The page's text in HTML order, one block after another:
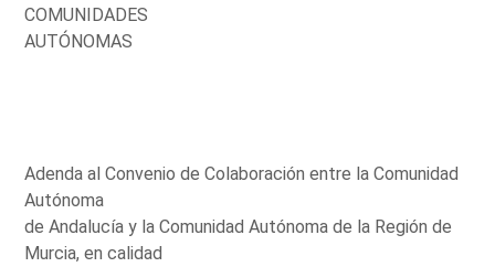
COMUNIDADES
AUTÓNOMAS
Adenda al Convenio de Colaboración entre la Comunidad
Autónoma
de Andalucía y la Comunidad Autónoma de la Región de
Murcia, en calidad